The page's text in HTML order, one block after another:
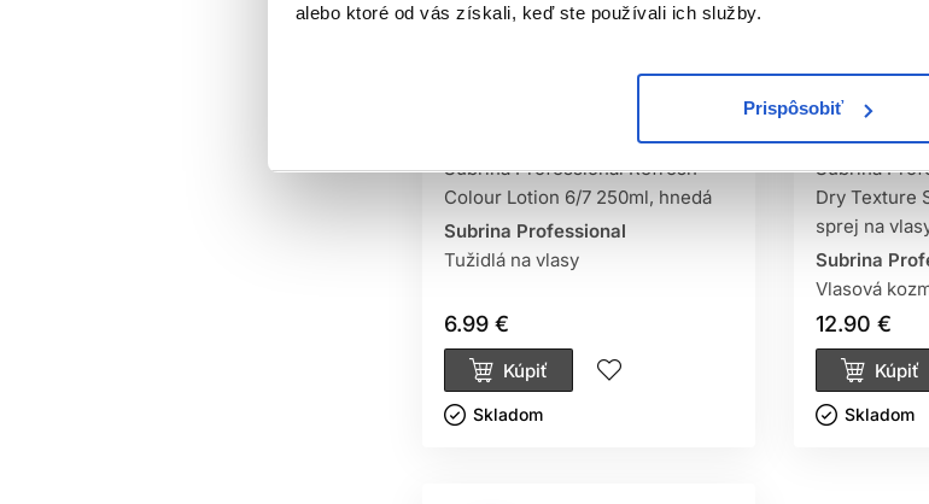
alebo ktoré od vás získali, keď ste používali ich služby.
Prispôsobiť
Subrina Professional Refresh
Colour Lotion 6/7 250ml, hnedá
Subrina Professional
Tužidlá na vlasy
6.99 €
Kúpiť
Skladom ㅤ
Oficiálna
Subrina
Dry Texture
sprej na
Subrina
Vlasová
12.90 €
Kúpiť
Skladom ㅤ